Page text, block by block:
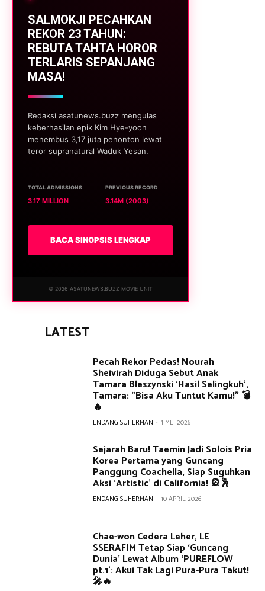
SALMOKJI PECAHKAN
REKOR 23 TAHUN:
REBUTA TAHTA HOROR
TERLARIS SEPANJANG
MASA!
Redaksi asatunews.buzz mengulas
keberhasilan epik Kim Hye-yoon
menembus 3,17 juta penonton lewat
teror supranatural Waduk Yesan.
TOTAL ADMISSIONS
3.17 MILLION
PREVIOUS RECORD
3.14M (2003)
BACA SINOPSIS LENGKAP
© 2026 ASATUNEWS.BUZZ MOVIE UNIT
LATEST
Pecah Rekor Pedas! Nourah
Sheivirah Diduga Sebut Anak
Tamara Bleszynski ‘Hasil Selingkuh’,
Tamara: “Bisa Aku Tuntut Kamu!” 💣
🔥
ENDANG SUHERMAN - 1 MEI 2026
Sejarah Baru! Taemin Jadi Solois Pria
Korea Pertama yang Guncang
Panggung Coachella, Siap Suguhkan
Aksi ‘Artistic’ di California! 🎡🕺
ENDANG SUHERMAN - 10 APRIL 2026
Chae-won Cedera Leher, LE
SSERAFIM Tetap Siap ‘Guncang
Dunia’ Lewat Album ‘PUREFLOW
pt.1’: Akui Tak Lagi Pura-Pura Takut!
🎤🔥